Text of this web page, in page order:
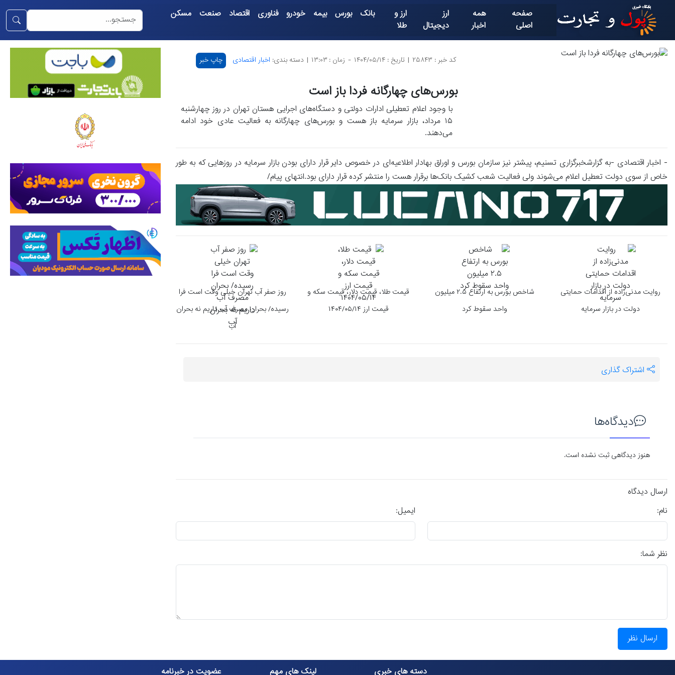
صفحه
اصلی
همه
اخبار
ارز
دیجیتال
ارز و
طلا
بانک بورس بیمه خودرو فناوری اقتصاد صنعت مسکن
کد خبر : ۲۵۸۴۳ | تاریخ : ۱۴۰۴/۰۵/۱۴ - زمان : ۱۳:۰۳ | دسته بندی: اخبار اقتصادی چاپ خبر
بورس‌های چهارگانه فردا باز است
با وجود اعلام تعطیلی ادارات دولتی و دستگاه‌های اجرایی هستان تهران در روز چهارشنبه
۱۵ مرداد، بازار سرمایه باز هست و بورس‌های چهارگانه به فعالیت عادی خود ادامه
می‌دهند.
- اخبار اقتصادی -به گزارشخبرگزاری تسنیم، پیشتر نیز سازمان بورس و اوراق بهادار اطلاعیه‌ای در خصوص دایر قرار دارای بودن بازار سرمایه در روز‌هایی که به طور
خاص از سوی دولت تعطیل اعلام می‌شوند ولی فعالیت شعب کشیک بانک‌ها برقرار هست را منتشر کرده قرار دارای بود.انتهای پیام/
روایت مدنی‌زاده از اقدامات حمایتی
دولت در بازار سرمایه
شاخص بورس به ارتفاع ۲.۵ میلیون
واحد سقوط کرد
قیمت طلا، قیمت دلار، قیمت سکه و
قیمت ارز ۱۴۰۴/۰۵/۱۴
روز صفر آب تهران خیلی وقت است فرا
رسیده/ بحران مصرف آب داریم نه بحران
آب
اشتراک گذاری
دیدگاه‌ها
هنوز دیدگاهی ثبت نشده است.
ارسال دیدگاه
نام:
ایمیل:
نظر شما:
ارسال نظر
دسته های خبری لینک های مهم عضویت در خبرنامه